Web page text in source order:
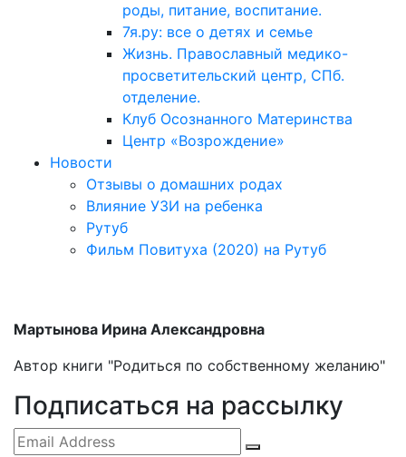
роды, питание, воспитание.
7я.ру: все о детях и семье
Жизнь. Православный медико-
просветительский центр, СПб.
отделение.
Клуб Осознанного Материнства
Центр «Возрождение»
Новости
Отзывы о домашних родах
Влияние УЗИ на ребенка
Рутуб
Фильм Повитуха (2020) на Рутуб
Мартынова Ирина Александровна
Автор книги "Родиться по собственному желанию"
Подписаться на рассылку